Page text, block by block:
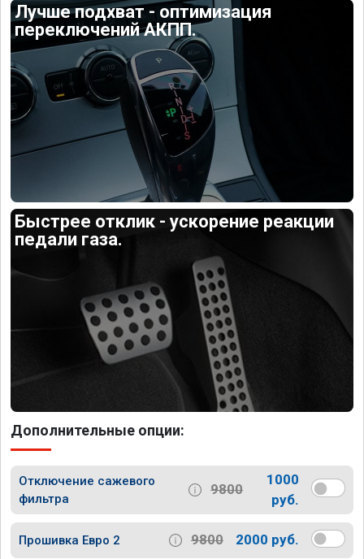
Лучше подхват - оптимизация
переключений АКПП.
Быстрее отклик - ускорение реакции
педали газа.
Дополнительные опции:
Отключение сажевого
фильтра
9800
1000
руб.
Прошивка Евро 2 9800 2000 руб.